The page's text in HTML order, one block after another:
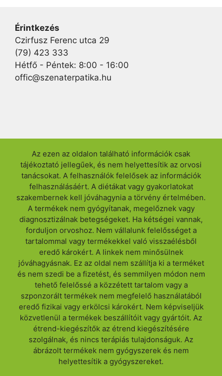
Érintkezés
Czirfusz Ferenc utca 29
(79) 423 333
Hétfő - Péntek: 8:00 - 16:00
offic@szenaterpatika.hu
Az ezen az oldalon található információk csak
tájékoztató jellegűek, és nem helyettesítik az orvosi
tanácsokat. A felhasználók felelősek az információk
felhasználásáért. A diétákat vagy gyakorlatokat
szakembernek kell jóváhagynia a törvény értelmében.
A termékek nem gyógyítanak, megelőznek vagy
diagnosztizálnak betegségeket. Ha kétségei vannak,
forduljon orvoshoz. Nem vállalunk felelősséget a
tartalommal vagy termékekkel való visszaélésből
eredő károkért. A linkek nem minősülnek
jóváhagyásnak. Ez az oldal nem szállítja ki a terméket
és nem szedi be a fizetést, és semmilyen módon nem
tehető felelőssé a közzétett tartalom vagy a
szponzorált termékek nem megfelelő használatából
eredő fizikai vagy erkölcsi károkért. Nem képviseljük
közvetlenül a termékek beszállítóit vagy gyártóit. Az
étrend-kiegészítők az étrend kiegészítésére
szolgálnak, és nincs terápiás tulajdonságuk. Az
ábrázolt termékek nem gyógyszerek és nem
helyettesítik a gyógyszereket.